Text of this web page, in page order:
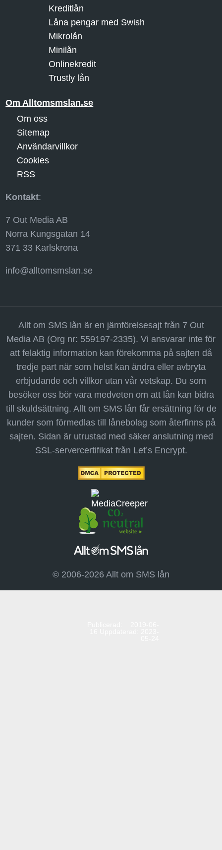
Kreditlån
Låna pengar med Swish
Mikrolån
Minilån
Onlinekredit
Trustly lån
Om Alltomsmslan.se
Om oss
Sitemap
Användarvillkor
Cookies
RSS
Kontakt:
7 Out Media AB
Norra Kungsgatan 14
371 33 Karlskrona
info@alltomsmslan.se
Allt om SMS lån är en jämförelsesajt från 7 Out
Media AB (Org nr: 559197-2335). Vi ansvarar inte för
att felaktig information kan förekomma på sajten då
tredje part när som helst kan ändra eller avbryta
erbjudande och villkor utan vår vetskap. Du som
besöker oss bör vara medveten om att lån kan bidra
till skuldsättning. Allt om SMS lån får ersättning för de
kunder som förmedlas till lånebolag som återfinns på
sajten. Sidan är utrustad med säker anslutning med
SSL-servercertifikat från Let’s Encrypt.
© 2006-2026 Allt om SMS lån